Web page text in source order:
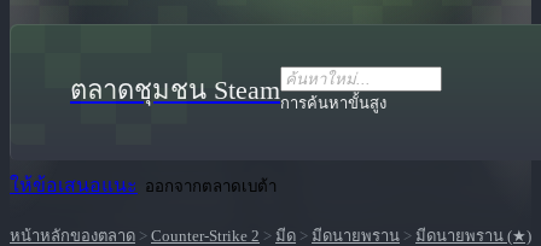
ตลาดชุมชน Steamการค้นหาขั้นสูง
ให้ข้อเสนอแนะ ออกจากตลาดเบต้า
หน้าหลักของตลาด > Counter-Strike 2 > มีด > มีดนายพราน > มีดนายพราน (★)